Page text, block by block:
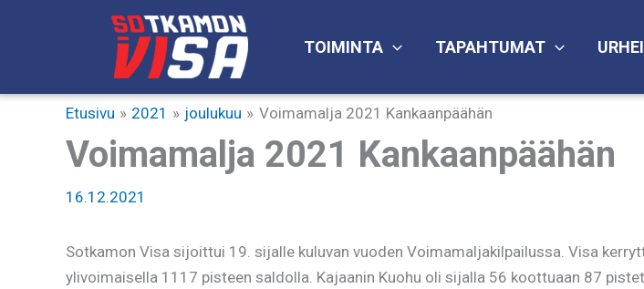
TOIMINTA TAPAHTUMAT
Etusivu 2021 joulukuu Voimamalja 2021 Kankaanpäähän
Voimamalja 2021 Kankaanpäähän
16.12.2021
Sotkamon Visa sijoittui 19. sijalle kuluvan vuoden Voimamaljakilpailussa. Visa
ylivoimaisella 1117 pisteen saldolla. Kajaanin Kuohu oli sijalla 56 koottuaan 87